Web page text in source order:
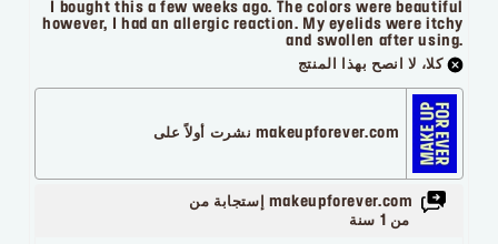
I bought this a few weeks ago. The colors were beautiful
however, I had an allergic reaction. My eyelids were itchy
and swollen after using.
كلا، لا انصح بهذا المنتج
makeupforever.com نشرت أولاً على
makeupforever.com إستجابة من
من 1 سنة